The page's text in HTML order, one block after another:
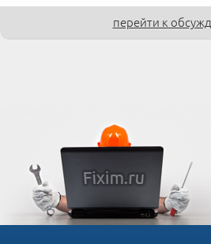
перейти к